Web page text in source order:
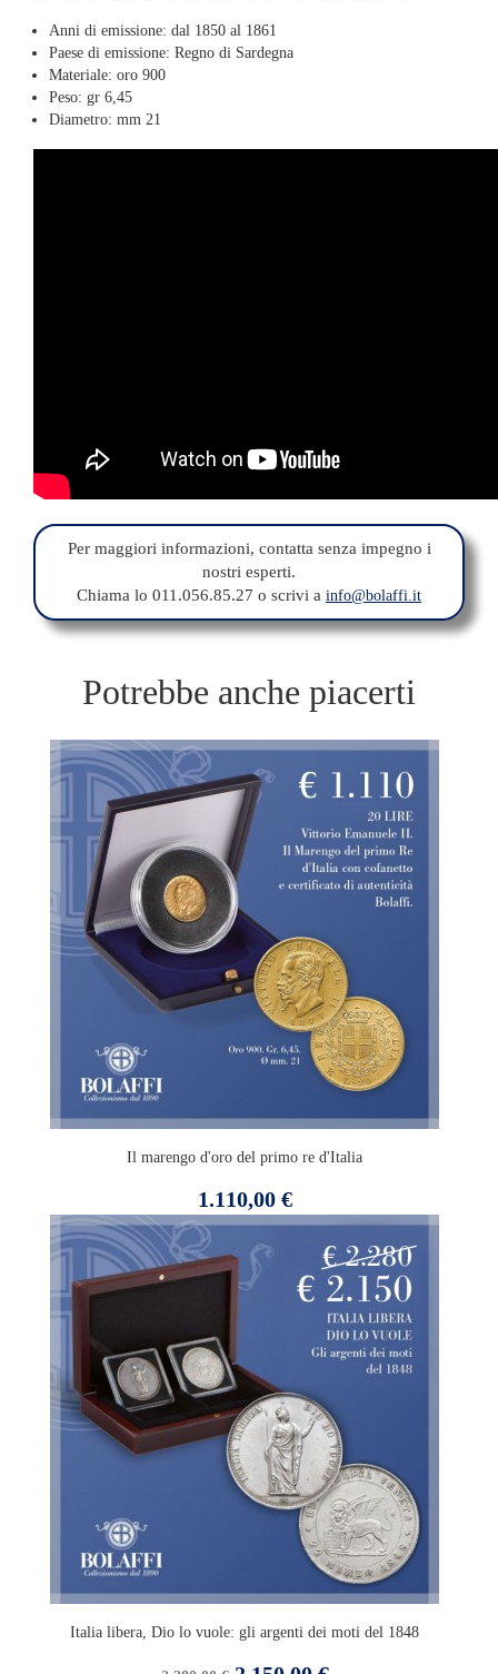
Anni di emissione: dal 1850 al 1861
Paese di emissione: Regno di Sardegna
Materiale: oro 900
Peso: gr 6,45
Diametro: mm 21
Per maggiori informazioni, contatta senza impegno i
nostri esperti.
Chiama lo 011.056.85.27 o scrivi a info@bolaffi.it
Potrebbe anche piacerti
Il marengo d'oro del primo re d'Italia
Prezzo
1.110,00 €
Italia libera, Dio lo vuole: gli argenti dei moti del 1848